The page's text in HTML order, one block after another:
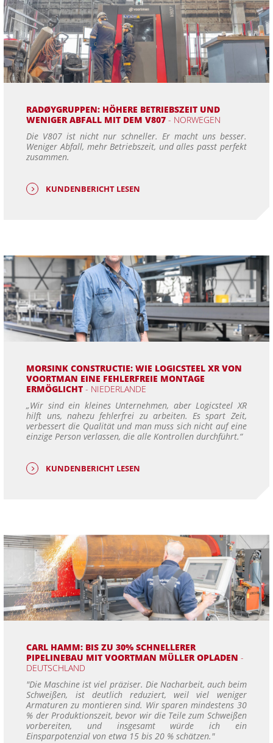
RADØYGRUPPEN: HÖHERE BETRIEBSZEIT UND
WENIGER ABFALL MIT DEM V807- NORWEGEN
Die V807 ist nicht nur schneller. Er macht uns besser.
Weniger Abfall, mehr Betriebszeit, und alles passt perfekt
zusammen.
KUNDENBERICHT LESEN
MORSINK CONSTRUCTIE: WIE LOGICSTEEL XR VON
VOORTMAN EINE FEHLERFREIE MONTAGE
ERMÖGLICHT- NIEDERLANDE
„Wir sind ein kleines Unternehmen, aber Logicsteel XR
hilft uns, nahezu fehlerfrei zu arbeiten. Es spart Zeit,
verbessert die Qualität und man muss sich nicht auf eine
einzige Person verlassen, die alle Kontrollen durchführt.“
KUNDENBERICHT LESEN
CARL HAMM: BIS ZU 30% SCHNELLERER
PIPELINEBAU MIT VOORTMAN MÜLLER OPLADEN-
DEUTSCHLAND
"Die Maschine ist viel präziser. Die Nacharbeit, auch beim
Schweißen, ist deutlich reduziert, weil viel weniger
Armaturen zu montieren sind. Wir sparen mindestens 30
% der Produktionszeit, bevor wir die Teile zum Schweißen
vorbereiten, und insgesamt würde ich ein
Einsparpotenzial von etwa 15 bis 20 % schätzen."